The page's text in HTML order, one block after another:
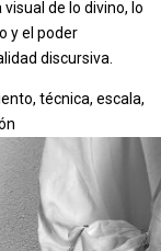
de lo divino, lo
y el poder
discursiva.
técnica, escala,